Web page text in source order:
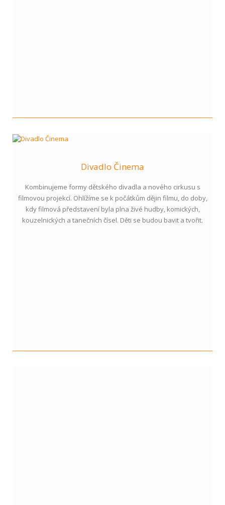
Divadlo Činema
Kombinujeme formy dětského divadla a nového cirkusu s
filmovou projekcí. Ohlížíme se k počátkům dějin filmu, do doby,
kdy filmová představení byla plna živé hudby, komických,
kouzelnických a tanečních čísel. Děti se budou bavit a tvořit.